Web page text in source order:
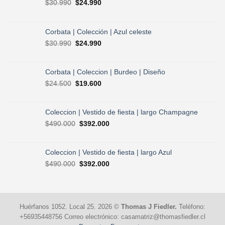
$30.990 El
era:
$30.990.
$24.990El
es:
$24.990.
Corbata | Colección | Azul celeste
$30.990 El
era:
$30.990.
$24.990El
es:
Corbata | Coleccion | Burdeo | Diseño
$24.500 El
era:
$24.500.
$19.600El
es:
$19.600.
Coleccion | Vestido de fiesta | largo Champagne
$490.000 El
era:
$490.000.
$392.000El
es:
Coleccion | Vestido de fiesta | largo Azul
$490.000 El
$392.000El
Huérfanos 1052. Local 25. 2026 © Thomas J Fiedler. Teléfono:
+56935448756 Correo electrónico: casamatriz@thomasfiedler.cl